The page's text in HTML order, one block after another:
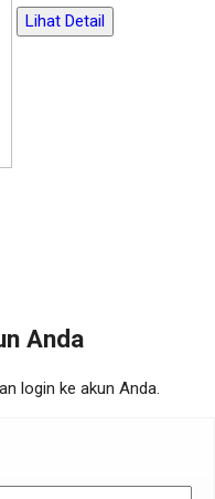
Lihat Detail
Anda
login ke akun Anda.